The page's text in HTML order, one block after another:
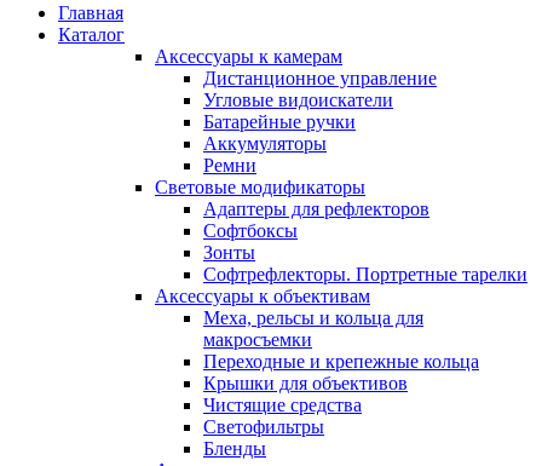
Главная
Каталог
Аксессуары к камерам
Дистанционное управление
Угловые видоискатели
Батарейные ручки
Аккумуляторы
Ремни
Световые модификаторы
Адаптеры для рефлекторов
Софтбоксы
Зонты
Софтрефлекторы. Портретные тарелки
Аксессуары к объективам
Меха, рельсы и кольца для
макросъемки
Переходные и крепежные кольца
Крышки для объективов
Чистящие средства
Светофильтры
Бленды